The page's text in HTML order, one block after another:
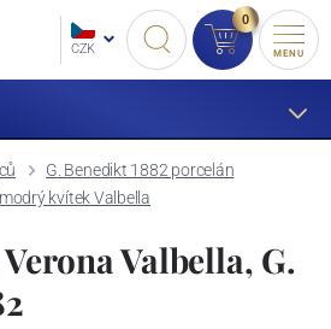
CZK
0
MENU
G. Benedikt 1882 porcelán
kvítek Valbella
Valbella, G.